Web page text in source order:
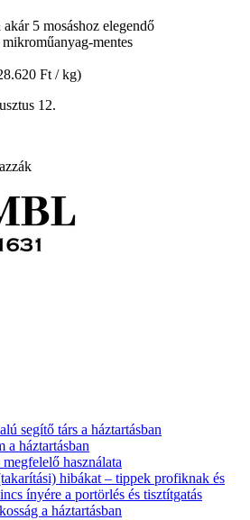
5 mosáshoz elegendő
mentes
Ft / kg)
12.
segítő társ a háztartásban
a háztartásban
használata
hibákat – tippek profiknak és
ínyére a portörlés és tisztítgatás
a háztartásban